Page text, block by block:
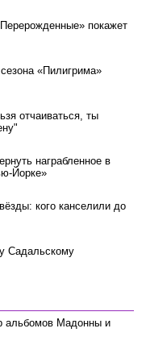
покажет
«Пилигрима»
отчаиваться, ты
награбленное в
Йорке»
кого канселили до
Садальскому
альбомов Мадонны и